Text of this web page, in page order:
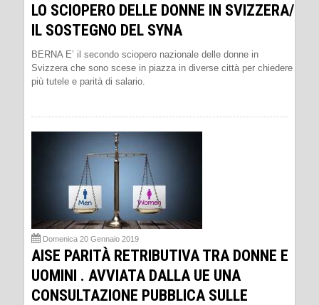
LO SCIOPERO DELLE DONNE IN SVIZZERA/
IL SOSTEGNO DEL SYNA
BERNA E’ il secondo sciopero nazionale delle donne in
Svizzera che sono scese in piazza in diverse città per chiedere
più tutele e parità di salario.
Domenica 20 Gennaio 2019
AISE PARITÀ RETRIBUTIVA TRA DONNE E
UOMINI . AVVIATA DALLA UE UNA
CONSULTAZIONE PUBBLICA SULLE